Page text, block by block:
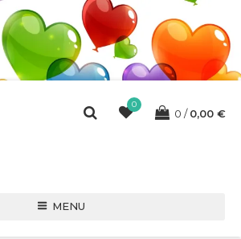
0
0 0,00 €
MENU